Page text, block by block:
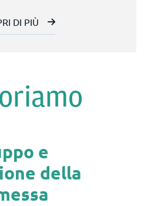
DI PIÙ
e
della